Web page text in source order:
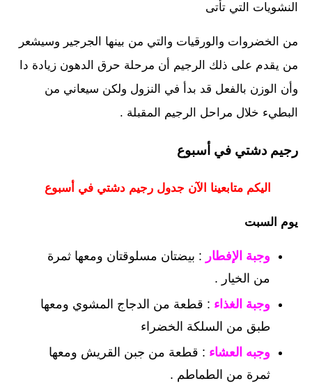
النشويات التي تأتى
من الخضروات والورقيات والتي من بينها الجرجير وسيشعر
من يقدم على ذلك الرجيم أن مرحلة حرق الدهون زيادة دا
وأن الوزن بالفعل قد بدأ في النزول ولكن سيعاني من
البطيء خلال مراحل الرجيم المقبلة .
رجيم دشتي في أسبوع
اليكم متابعينا الآن جدول رجيم دشتي في أسبوع
يوم السبت
وجبة الإفطار : بيضتان مسلوقتان ومعها ثمرة
من الخيار .
وجبة الغذاء : قطعة من الدجاج المشوي ومعها
طبق من السلكة الخضراء
وجبه العشاء : قطعة من جبن القريش ومعها
ثمرة من الطماطم .